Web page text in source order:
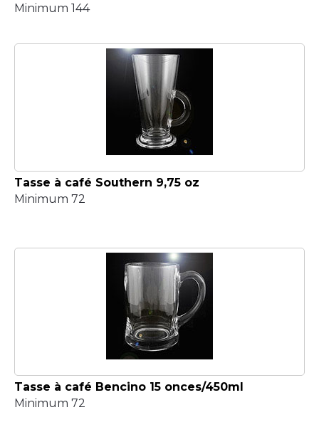
Minimum 144
Tasse à café Southern 9,75 oz
Minimum 72
Tasse à café Bencino 15 onces/450ml
Minimum 72